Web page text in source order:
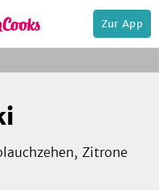
Zur App
Zitrone